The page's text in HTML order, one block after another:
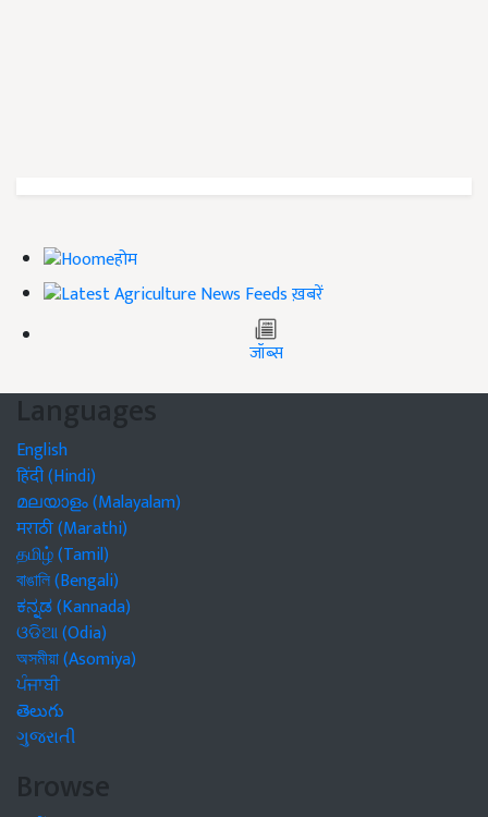
होम
ख़बरें
जॉब्स
Languages
English
हिंदी (Hindi)
മലയാളം (Malayalam)
मराठी (Marathi)
தமிழ் (Tamil)
বাঙালি (Bengali)
ಕನ್ನಡ (Kannada)
ଓଡିଆ (Odia)
অসমীয়া (Asomiya)
ਪੰਜਾਬੀ
తెలుగు
ગુજરાતી
Browse